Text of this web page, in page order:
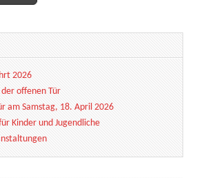
2026
offenen Tür
am Samstag, 18. April 2026
Kinder und Jugendliche